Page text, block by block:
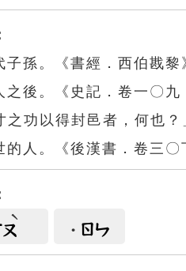
子孫。《書經．西伯戡黎
之後。《史記．卷一〇
之功以得封邑者，何也？
的人。《後漢書．卷三
ㄖㄣ